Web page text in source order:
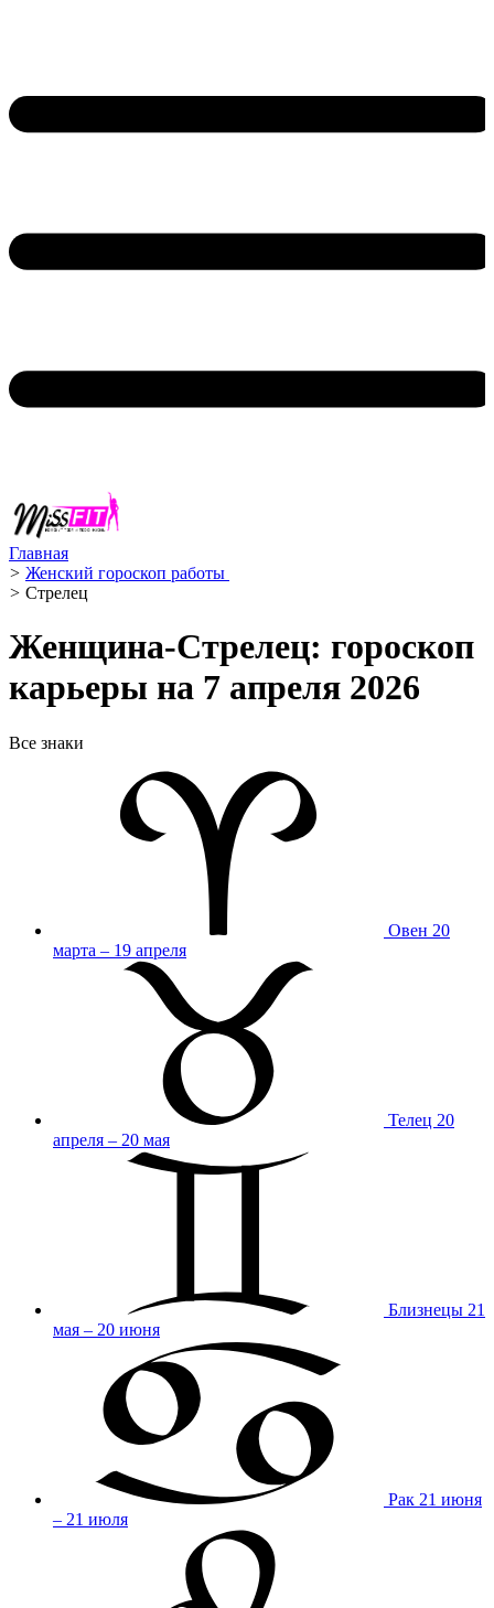
Главная
> Женский гороскоп работы ‍
> Стрелец ️
Женщина-Стрелец: гороскоп
карьеры на 7 апреля 2026
Все знаки
Овен 20
марта – 19 апреля
Телец 20
апреля – 20 мая
Близнецы 21
мая – 20 июня
Рак 21 июня
– 21 июля